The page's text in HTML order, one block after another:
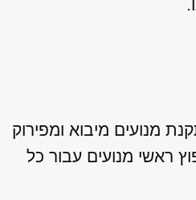
מנועים מיבוא ומפירוק
ראשי מנועים עבור כל